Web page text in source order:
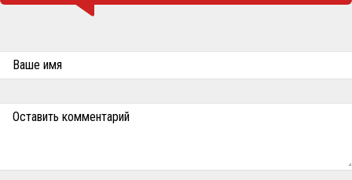
Ваше имя
Оставить комментарий